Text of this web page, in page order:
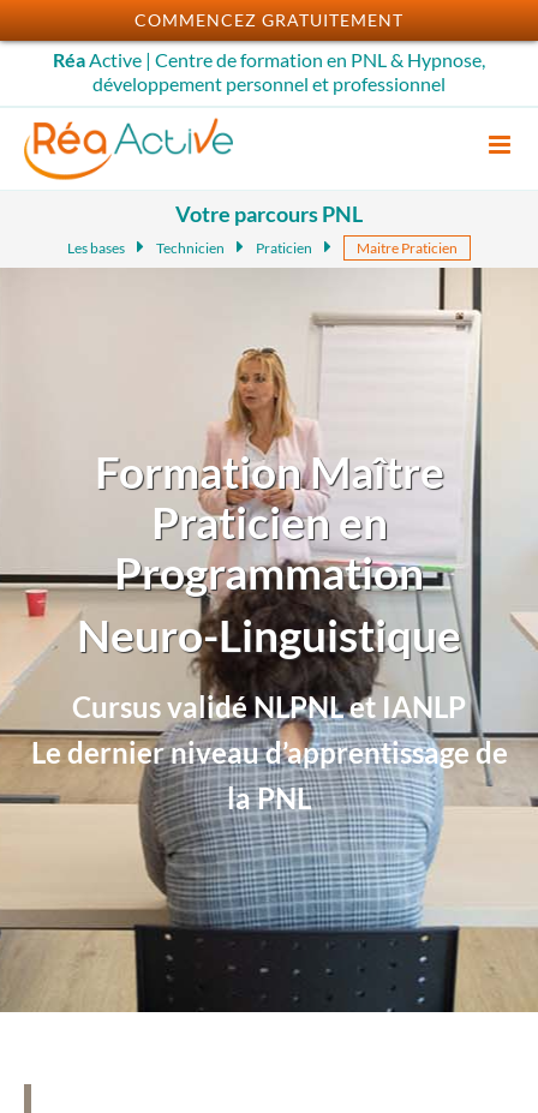
Passer
au
contenu
RéaActive | Centre de formation en PNL & Hypnose,
développement personnel et professionnel
Votre parcours PNL
Les bases Technicien Praticien Maitre Praticien
Formation Maître
Praticien en
Programmation
Neuro-Linguistique
Cursus validé NLPNL et IANLP
Le dernier niveau d’apprentissage de
la PNL
COMMENCEZ GRATUITEMENT